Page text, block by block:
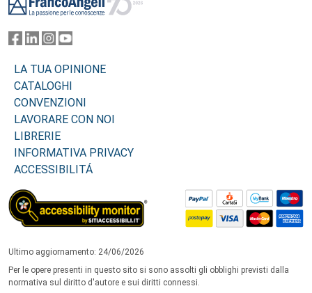
LA TUA OPINIONE
CATALOGHI
CONVENZIONI
LAVORARE CON NOI
LIBRERIE
INFORMATIVA PRIVACY
ACCESSIBILITÁ
Ultimo aggiornamento: 24/06/2026
Per le opere presenti in questo sito si sono assolti gli obblighi previsti dalla
normativa sul diritto d'autore e sui diritti connessi.